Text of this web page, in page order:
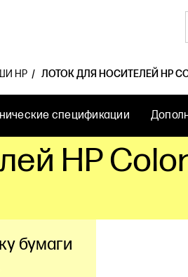
HP ЛОТОК ДЛЯ НОСИТЕЛЕЙ HP
спецификации
HP
бумаги